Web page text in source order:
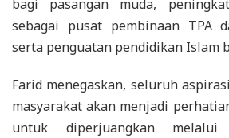
bagi pasangan muda,
sebagai pusat pembinaan TPA
serta penguatan pendidikan Islam
Farid menegaskan, seluruh
masyarakat akan menjadi
untuk diperjuangkan